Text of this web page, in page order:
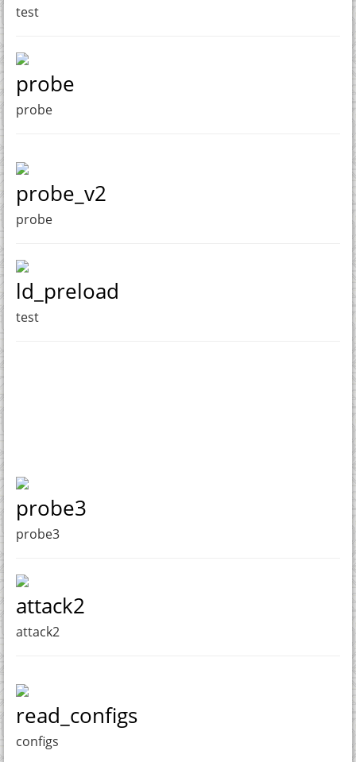
test
probe
probe
probe_v2
probe
ld_preload
test
probe3
probe3
attack2
attack2
read_configs
configs